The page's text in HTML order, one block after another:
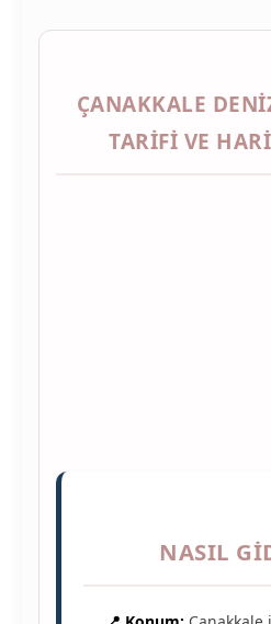
ÇANAKKALE
TARIFI VE
NASIL